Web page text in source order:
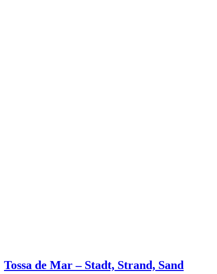
Tossa de Mar – Stadt, Strand, Sand